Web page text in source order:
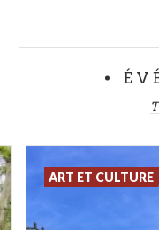
ART ET CULTURE